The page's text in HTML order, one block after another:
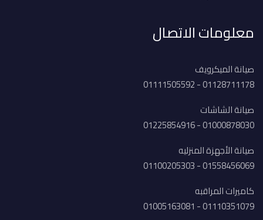
معلومات الاتصال
صيانة الميكرويف
01128711178 - 01111505592
صيانة الشاشات
01000878030 - 01225854916
صيانة الأجهزة المنزليه
01558456069 - 01100205303
كاميرات المراقبه
01110351079 - 01005163081